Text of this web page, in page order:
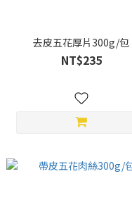
去皮五花厚片300g/包
NT$235